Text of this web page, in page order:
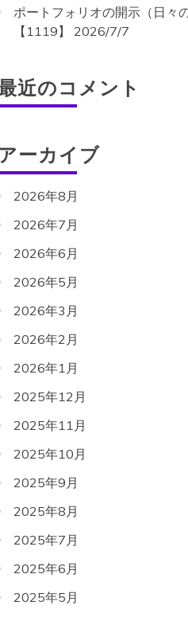
ポートフォリオの開示（日々の
【1119】 2026/7/7
近のコメント
アーカイブ
2026年8月
2026年7月
2026年6月
2026年5月
2026年3月
2026年2月
2026年1月
2025年12月
2025年11月
2025年10月
2025年9月
2025年8月
2025年7月
2025年6月
2025年5月